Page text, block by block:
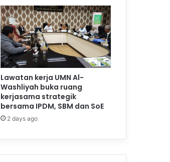
Lawatan kerja UMN Al-
Washliyah buka ruang
kerjasama strategik
bersama IPDM, SBM dan SoE
2 days ago